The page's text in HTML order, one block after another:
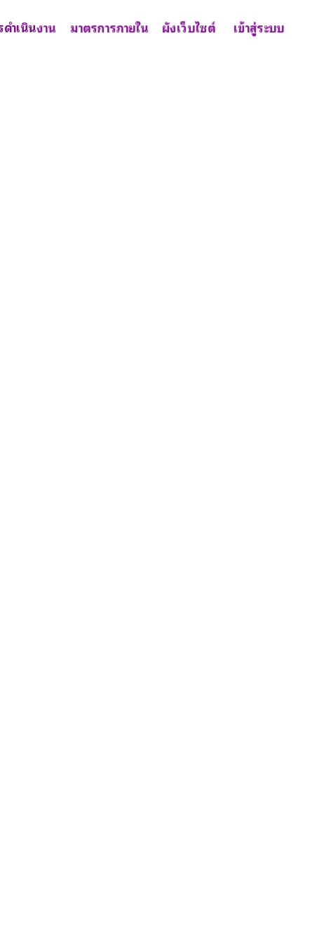
ดำเนินงาน มาตรการภายใน ผังเว็บไซต์ เข้าสู่ระบบ